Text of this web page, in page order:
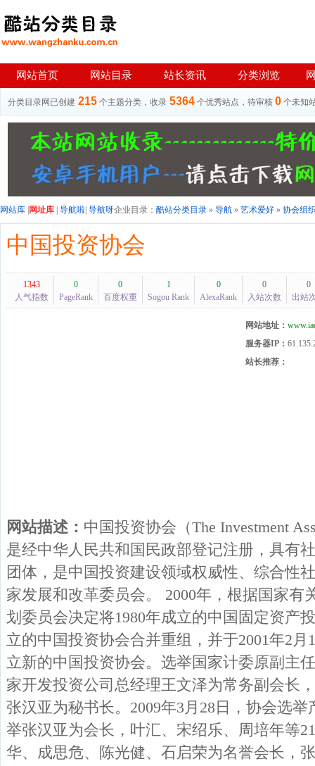
网站首页 网站目录 站长资讯 分类浏览
分类目录网已创建 215 个主题分类，收录 5364 个优秀站点，待审核 0 个未知
网站库 网址库 导航啦 导航呀企业目录： 酷站分类目录 » 导航 » 艺术爱好 » 协会组
中国投资协会
1343
人气指数
0
PageRank
0
百度权重
1
Sogou Rank
0
AlexaRank
0
入站次数
0
出站
网站地址：
服务器IP：
站长推荐：
网站描述： 中国投资协会（The Investment
是经中华人民共和国民政部登记注册，具有
团体，是中国投资建设领域权威性、综合性
家发展和改革委员会。 2000年，根据国家有
划委员会决定将1980年成立的中国固定资产
立的中国投资协会合并重组，并于2001年2
立新的中国投资协会。选举国家计委原副主
家开发投资公司总经理王文泽为常务副会长
张汉亚为秘书长。2009年3月28日，协会选
举张汉亚为会长，叶汇、宋绍乐、周培年等
华、成思危、陈光健、石启荣为名誉会长，